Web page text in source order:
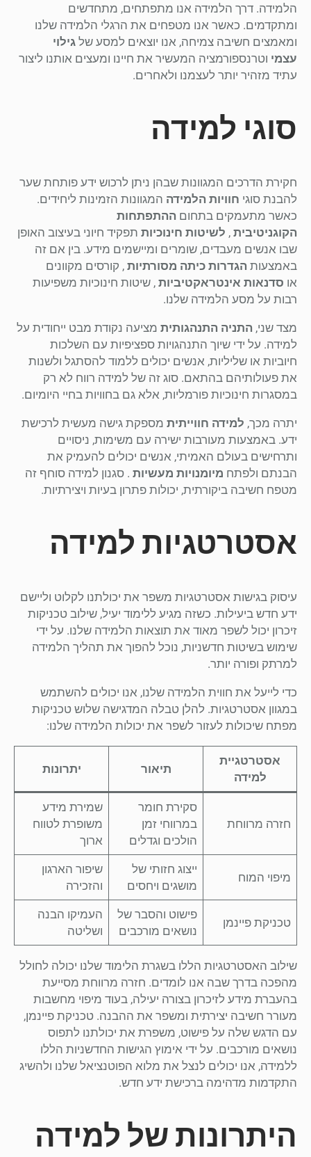
הלמידה. דרך הלמידה אנו מתפתחים, מתחדשים
ומתקדמים. כאשר אנו מטפחים את הרגלי הלמידה שלנו
ומאמצים חשיבה צמיחה, אנו יוצאים למסע של גילוי
עצמי וטרנספורמציה המעשיר את חיינו ומעצים אותנו ליצור
עתיד מזהיר יותר לעצמנו ולאחרים.
סוגי למידה
חקירת הדרכים המגוונות שבהן ניתן לרכוש ידע פותחת שער
להבנת סוגי חוויות הלמידה המגוונות הזמינות ליחידים.
כאשר מתעמקים בתחום ההתפתחות
הקוגניטיבית , לשיטות חינוכיות תפקיד חיוני בעיצוב האופן
שבו אנשים מעבדים, שומרים ומיישמים מידע. בין אם זה
באמצעות הגדרות כיתה מסורתיות , קורסים מקוונים
או סדנאות אינטראקטיביות , שיטות חינוכיות משפיעות
רבות על מסע הלמידה שלנו.
מצד שני, התניה התנהגותית מציעה נקודת מבט ייחודית על
למידה. על ידי שיוך התנהגויות ספציפיות עם השלכות
חיוביות או שליליות, אנשים יכולים ללמוד להסתגל ולשנות
את פעולותיהם בהתאם. סוג זה של למידה רווח לא רק
במסגרות חינוכיות פורמליות, אלא גם בחוויות בחיי היומיום.
יתרה מכך, למידה חווייתית מספקת גישה מעשית לרכישת
ידע. באמצעות מעורבות ישירה עם משימות, ניסויים
ותרחישים בעולם האמיתי, אנשים יכולים להעמיק את
הבנתם ולפתח מיומנויות מעשיות . סגנון למידה סוחף זה
מטפח חשיבה ביקורתית, יכולות פתרון בעיות ויצירתיות.
אסטרטגיות למידה
עיסוק בגישות אסטרטגיות משפר את יכולתנו לקלוט וליישם
ידע חדש ביעילות. כשזה מגיע ללימוד יעיל, שילוב טכניקות
זיכרון יכול לשפר מאוד את תוצאות הלמידה שלנו. על ידי
שימוש בשיטות חדשניות, נוכל להפוך את תהליך הלמידה
למרתק ופורה יותר.
כדי לייעל את חווית הלמידה שלנו, אנו יכולים להשתמש
במגוון אסטרטגיות. להלן טבלה המדגישה שלוש טכניקות
מפתח שיכולות לעזור לשפר את יכולות הלמידה שלנו:
אסטרטגיית
למידה
תיאור יתרונות
חזרה מרווחת
סקירת חומר
במרווחי זמן
הולכים וגדלים
שמירת מידע
משופרת לטווח
ארוך
מיפוי המוח
ייצוג חזותי של
מושגים ויחסים
שיפור הארגון
והזכירה
טכניקת פיינמן
פישוט והסבר של
נושאים מורכבים
העמיקו הבנה
ושליטה
שילוב האסטרטגיות הללו בשגרת הלימוד שלנו יכולה לחולל
מהפכה בדרך שבה אנו לומדים. חזרה מרווחת מסייעת
בהעברת מידע לזיכרון בצורה יעילה, בעוד מיפוי מחשבות
מעורר חשיבה יצירתית ומשפר את ההבנה. טכניקת פיינמן,
עם הדגש שלה על פישוט, משפרת את יכולתנו לתפוס
נושאים מורכבים. על ידי אימוץ הגישות החדשניות הללו
ללמידה, אנו יכולים לנצל את מלוא הפוטנציאל שלנו ולהשיג
התקדמות מדהימה ברכישת ידע חדש.
היתרונות של למידה